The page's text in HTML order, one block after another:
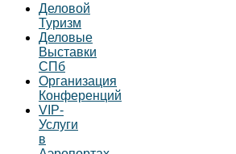
Деловой
Туризм
Деловые
Выставки
СПб
Организация
Конференций
VIP-
Услуги
в